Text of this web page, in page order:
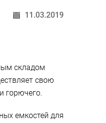
11.03.2019
складом
свою
горючего.
емкостей для